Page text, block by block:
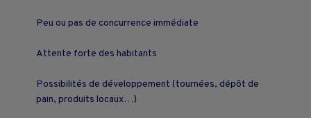
Peu ou pas de concurrence immédiate
Attente forte des habitants
Possibilités de développement (tournées, dépôt de
pain, produits locaux…)